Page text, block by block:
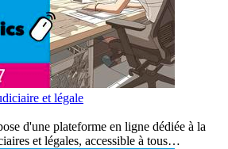
et légale
d'une plateforme en ligne dédiée à la
et légales, accessible à tous…